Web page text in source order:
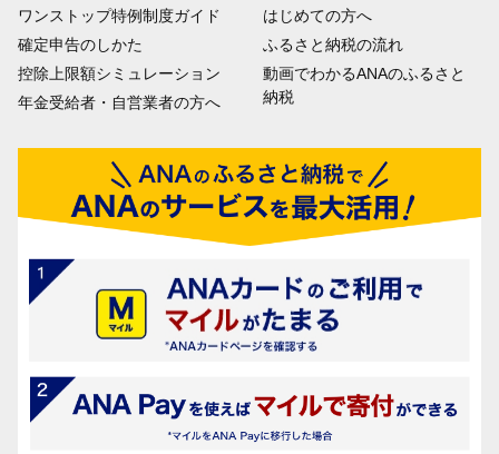
ワンストップ特例制度ガイド
確定申告のしかた
控除上限額シミュレーション
年金受給者・自営業者の方へ
はじめての方へ
ふるさと納税の流れ
動画でわかるANAのふるさと
納税